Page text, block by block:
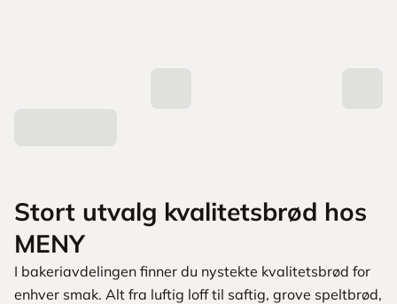
Stort utvalg kvalitetsbrød hos
MENY
I bakeriavdelingen finner du nystekte kvalitetsbrød for
enhver smak. Alt fra luftig loff til saftig, grove speltbrød,